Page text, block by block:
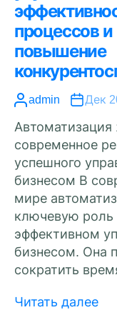
процессов и
повышение
admin Дек
Автоматизация
современное
успешного
бизнесом В
мире
ключевую роль
эффективном
бизнесом. Она
сократить
Читать далее